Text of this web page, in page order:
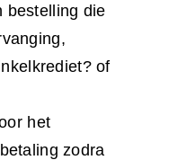
bestelling die
of
het
zodra